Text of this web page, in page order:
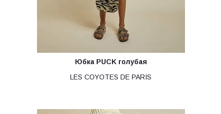
Юбка PUCK голубая
LES COYOTES DE PARIS